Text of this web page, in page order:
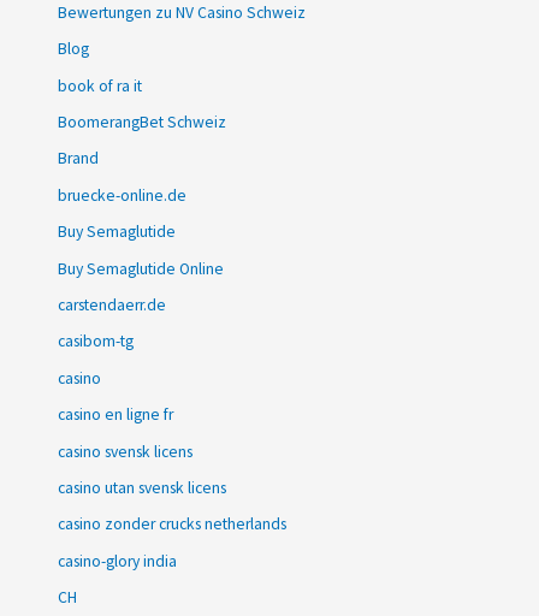
Bewertungen zu NV Casino Schweiz
Blog
book of ra it
BoomerangBet Schweiz
Brand
bruecke-online.de
Buy Semaglutide
Buy Semaglutide Online
carstendaerr.de
casibom-tg
casino
casino en ligne fr
casino svensk licens
casino utan svensk licens
casino zonder crucks netherlands
casino-glory india
CH